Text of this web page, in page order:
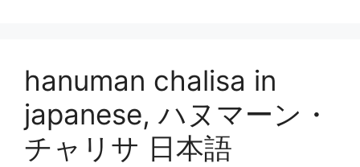
hanuman chalisa in
japanese, ハヌマーン・
チャリサ 日本語